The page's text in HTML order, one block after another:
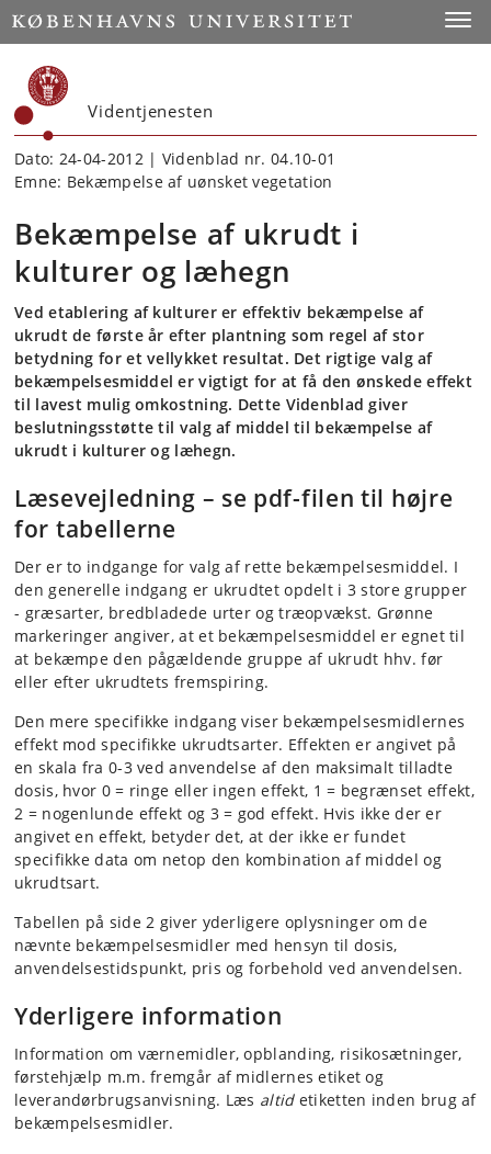
Start
Videntjenesten
Dato: 24-04-2012 | Videnblad nr. 04.10-01
Emne: Bekæmpelse af uønsket vegetation
Bekæmpelse af ukrudt i
kulturer og læhegn
Ved etablering af kulturer er effektiv bekæmpelse af
ukrudt de første år efter plantning som regel af stor
betydning for et vellykket resultat. Det rigtige valg af
bekæmpelsesmiddel er vigtigt for at få den ønskede effekt
til lavest mulig omkostning. Dette Videnblad giver
beslutningsstøtte til valg af middel til bekæmpelse af
ukrudt i kulturer og læhegn.
Læsevejledning – se pdf-filen til højre
for tabellerne
Der er to indgange for valg af rette bekæmpelsesmiddel. I
den generelle indgang er ukrudtet opdelt i 3 store grupper
- græsarter, bredbladede urter og træopvækst. Grønne
markeringer angiver, at et bekæmpelsesmiddel er egnet til
at bekæmpe den pågældende gruppe af ukrudt hhv. før
eller efter ukrudtets fremspiring.
Den mere specifikke indgang viser bekæmpelsesmidlernes
effekt mod specifikke ukrudtsarter. Effekten er angivet på
en skala fra 0-3 ved anvendelse af den maksimalt tilladte
dosis, hvor 0 = ringe eller ingen effekt, 1 = begrænset effekt,
2 = nogenlunde effekt og 3 = god effekt. Hvis ikke der er
angivet en effekt, betyder det, at der ikke er fundet
specifikke data om netop den kombination af middel og
ukrudtsart.
Tabellen på side 2 giver yderligere oplysninger om de
nævnte bekæmpelsesmidler med hensyn til dosis,
anvendelsestidspunkt, pris og forbehold ved anvendelsen.
Yderligere information
Information om værnemidler, opblanding, risikosætninger,
førstehjælp m.m. fremgår af midlernes etiket og
leverandørbrugsanvisning. Læs altidetiketten inden brug af
bekæmpelsesmidler.